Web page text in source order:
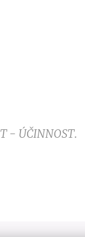
- ÚČINNOST.